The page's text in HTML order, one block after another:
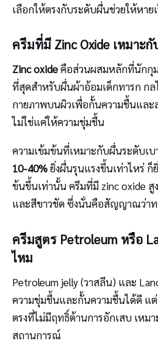
เลือกให้ตรงกับระดับผื่นช่วยให้หาย
ครีมที่มี Zinc Oxide เหมาะ
Zinc oxideคือส่วนผสมหลักที่นักกุ
ที่สุดสำหรับผื่นผ้าอ้อมเด็กทารก ก
กายภาพบนผิวเพื่อกั้นความชื้นแล
ไม่ใช่แค่ให้ความชุ่มชื้น
ความเข้มข้นที่เหมาะกับผื่นระดับเ
10-40%ยิ่งผื่นรุนแรงขึ้นเท่าไหร่ ก็
ข้นขึ้นเท่านั้น ครีมที่มี zinc oxide สู
และสีขาวชัด ซึ่งนั่นคือสัญญาณว่า
ครีมสูตร Petroleum หรือ
ไหม
Petroleum jelly (วาสลีน) และ
ความชุ่มชื้นและกั้นความชื้นได้ดี แต่
ตรงที่ไม่มีฤทธิ์ต้านการอักเสบ เหม
สถานการณ์